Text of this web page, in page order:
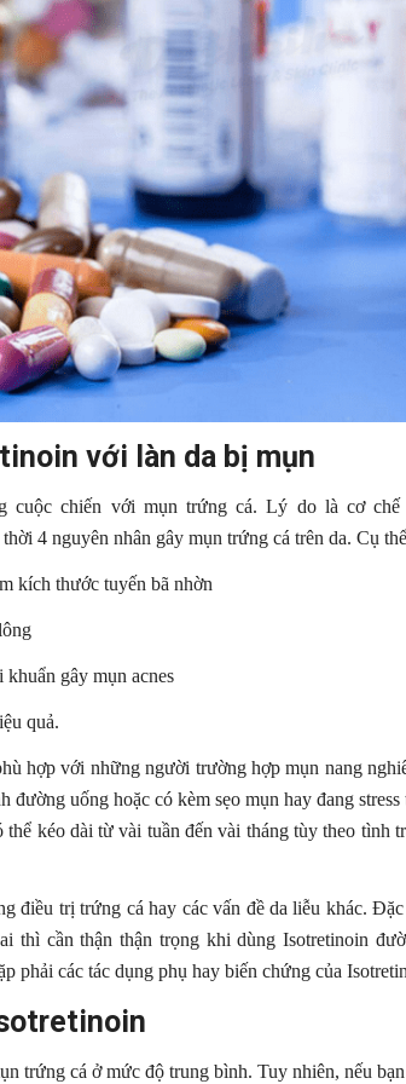
với làn da bị mụn
cuộc chiến với mụn trứng cá. Lý do là cơ chế
4 nguyên nhân gây mụn trứng cá trên da. Cụ
kích thước tuyến bã nhờn
gây mụn acnes
quả.
hợp với những người trường hợp mụn nang
uống hoặc có kèm sẹo mụn hay đang
kéo dài từ vài tuần đến vài tháng tùy theo tình
điều trị trứng cá hay các vấn đề da liễu khác.
thì cần thận thận trọng khi dùng Isotretinoin
phải các tác dụng phụ hay biến chứng của
trứng cá ở mức độ trung bình. Tuy nhiên, nếu